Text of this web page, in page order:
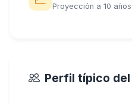
Proyección a 10 años
Perfil típico